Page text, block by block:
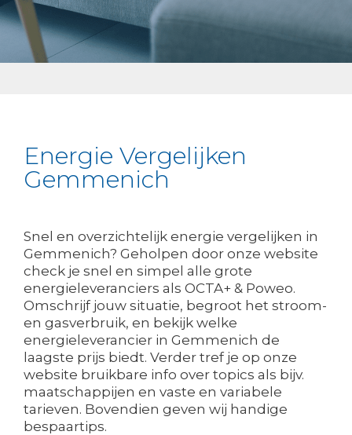
Energie Vergelijken
Gemmenich
Snel en overzichtelijk energie vergelijken in
Gemmenich? Geholpen door onze website
check je snel en simpel alle grote
energieleveranciers als OCTA+ & Poweo.
Omschrijf jouw situatie, begroot het stroom-
en gasverbruik, en bekijk welke
energieleverancier in Gemmenich de
laagste prijs biedt. Verder tref je op onze
website bruikbare info over topics als bijv.
maatschappijen en vaste en variabele
tarieven. Bovendien geven wij handige
bespaartips.